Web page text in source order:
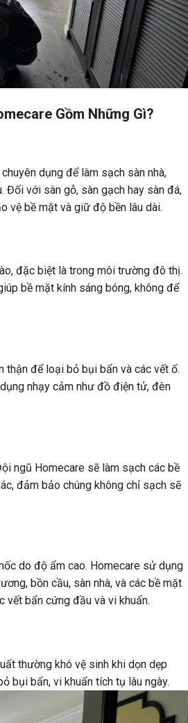
Gồm Những Gì?
dụng để làm sạch sàn nhà,
Đối với sàn gỗ, sàn gạch hay sàn đá,
vệ bề mặt và giữ độ bền lâu dài.
đặc biệt là trong môi trường đô thị.
bề mặt kính sáng bóng, không để
thận để loại bỏ bụi bẩn và các vết ố.
nhạy cảm như đồ điện tử, đèn
ngũ Homecare sẽ làm sạch các bề
đảm bảo chúng không chỉ sạch sẽ
do độ ẩm cao. Homecare sử dụng
bồn cầu, sàn nhà, và các bề mặt
vết bẩn cứng đầu và vi khuẩn.
thường khó vệ sinh khi dọn dẹp
bụi bẩn, vi khuẩn tích tụ lâu ngày.